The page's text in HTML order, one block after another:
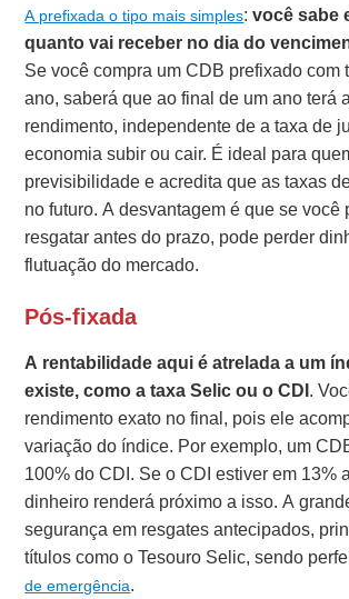
A prefixada o tipo mais simples:você sabe
quanto vai receber no dia do
Se você compra um CDB prefixado com
ano, saberá que ao final de um ano terá
rendimento, independente de a taxa de
economia subir ou cair. É ideal para
previsibilidade e acredita que as taxas
no futuro. A desvantagem é que se você
resgatar antes do prazo, pode perder
flutuação do mercado.
Pós-fixada
A rentabilidade aqui é atrelada a um
existe, como a taxa Selic ou o CDI.
rendimento exato no final, pois ele
variação do índice. Por exemplo, um
100% do CDI. Se o CDI estiver em 13%
dinheiro renderá próximo a isso. A
segurança em resgates antecipados,
títulos como o Tesouro Selic, sendo
de emergência.